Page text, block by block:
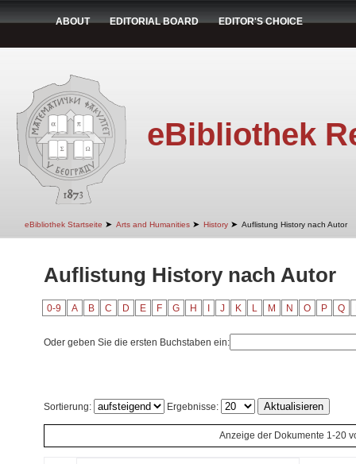
ABOUT EDITORIAL BOARD EDITOR'S CHOICE
eBibliothek
eBibliothek Startseite ➤ Arts and Humanities ➤ History ➤ Auflistung History nach Autor
Auflistung History nach Autor
0-9 A B C D E F G H J K L M N O P Q
Oder geben Sie die ersten Buchstaben ein:
Sortierung: Ergebnisse:
Anzeige der Dokumente 1-20